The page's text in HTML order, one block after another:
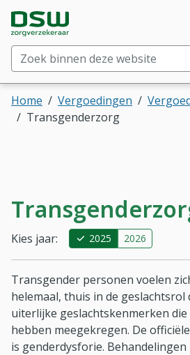
Direct naar hoofdinhoud
Direct naar hoofdmenuDSW Zorgverzekeraar.
Zoek binnen deze website(min. 2
Home Vergoedingen
Transgenderzorg
Kies jaar: 2025 2026
Transgender personen voelen
helemaal, thuis in de geslachtsrol
uiterlijke geslachtskenmerken
hebben meegekregen. De
is genderdysforie.